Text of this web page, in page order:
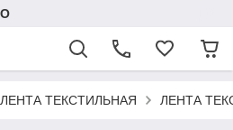
ЛЕНТА ТЕКСТИЛЬНАЯ ЛЕНТА